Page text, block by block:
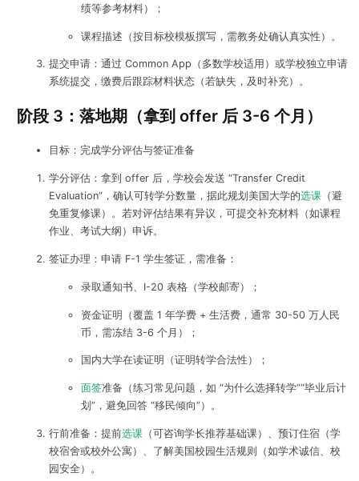
绩等参考材料）；
课程描述（按目标校模板撰写，需教务处确认真实性）。
提交申请：通过 Common App（多数学校适用）或学校独立申请
系统提交，缴费后跟踪材料状态（若缺失，及时补充）。
阶段 3：落地期（拿到 offer 后 3-6 个月）
目标：完成学分评估与签证准备
学分评估：拿到 offer 后，学校会发送 “Transfer Credit
Evaluation”，确认可转学分数量，据此规划美国大学的选课（避
免重复修课）。若对评估结果有异议，可提交补充材料（如课程
作业、考试大纲）申诉。
签证办理：申请 F-1 学生签证，需准备：
录取通知书、I-20 表格（学校邮寄）；
资金证明（覆盖 1 年学费 + 生活费，通常 30-50 万人民
币，需冻结 3-6 个月）；
国内大学在读证明（证明转学合法性）；
面签准备（练习常见问题，如 “为什么选择转学”“毕业后计
划”，避免回答 “移民倾向”）。
行前准备：提前选课（可咨询学长推荐基础课）、预订住宿（学
校宿舍或校外公寓）、了解美国校园生活规则（如学术诚信、校
园安全）。